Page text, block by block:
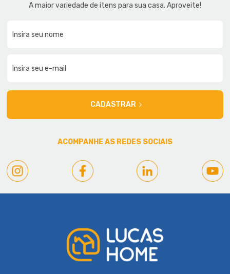
A maior variedade de itens para sua casa. Aproveite!
CADASTRAR
ACOMPANHE AS REDES SOCIAIS